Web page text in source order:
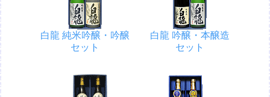
白龍 純米吟醸・吟醸
セット
白龍 吟醸・本醸造
セット